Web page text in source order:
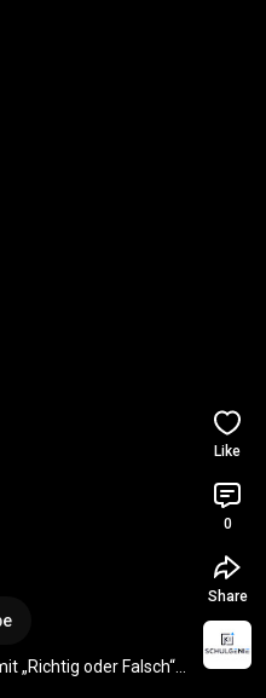
„Richtig oder Falsch“!
Like
0
Share